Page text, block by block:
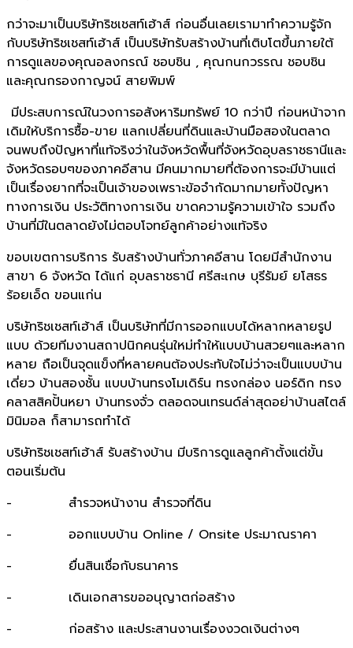
กว่าจะมาเป็นบริษัทริชเชสท์เฮ้าส์ ก่อนอื่นเลยเรามาทำความรู้จัก
กับบริษัทริชเชสท์เฮ้าส์ เป็นบริษัทรับสร้างบ้านที่เติบโตขึ้นภายใต้
การดูแลของคุณอลงกรณ์ ชอบชิน , คุณกนกวรรณ ชอบชิน
และคุณกรองกาญจน์ สายพิมพ์
มีประสบการณ์ในวงการอสังหาริมทรัพย์ 10 กว่าปี ก่อนหน้าจาก
เดิมให้บริการซื้อ-ขาย แลกเปลี่ยนที่ดินและบ้านมือสองในตลาด
จนพบถึงปัญหาที่แท้จริงว่าในจังหวัดพื้นที่จังหวัดอุบลราชธานีและ
จังหวัดรอบๆของภาคอีสาน มีคนมากมายที่ต้องการจะมีบ้านแต่
เป็นเรื่องยากที่จะเป็นเจ้าของเพราะข้อจำกัดมากมายทั้งปัญหา
ทางการเงิน ประวัติทางการเงิน ขาดความรู้ความเข้าใจ รวมถึง
บ้านที่มีในตลาดยังไม่ตอบโจทย์ลูกค้าอย่างแท้จริง
ขอบเขตการบริการ รับสร้างบ้านทั่วภาคอีสาน โดยมีสำนักงาน
สาขา 6 จังหวัด ได้แก่ อุบลราชธานี ศรีสะเกษ บุรีรัมย์ ยโสธร
ร้อยเอ็ด ขอนแก่น
บริษัทริชเชสท์เฮ้าส์ เป็นบริษัทที่มีการออกแบบได้หลากหลายรูป
แบบ ด้วยทีมงานสถาปนิกคนรุ่นใหม่ทำให้แบบบ้านสวยๆและหลาก
หลาย ถือเป็นจุดแข็งที่หลายคนต้องประทับใจไม่ว่าจะเป็นแบบบ้าน
เดี่ยว บ้านสองชั้น แบบบ้านทรงโมเดิร์น ทรงกล่อง นอร์ดิก ทรง
คลาสสิคปั้นหยา บ้านทรงจั่ว ตลอดจนเทรนด์ล่าสุดอย่าบ้านสไตล์
มินิมอล ก็สามารถทำได้
บริษัทริชเชสท์เฮ้าส์ รับสร้างบ้าน มีบริการดูแลลูกค้าตั้งแต่ขั้น
ตอนเริ่มต้น
- สำรวจหน้างาน สำรวจที่ดิน
- ออกแบบบ้าน Online / Onsite ประมาณราคา
- ยื่นสินเชื่อกับธนาคาร
- เดินเอกสารขออนุญาตก่อสร้าง
- ก่อสร้าง และประสานงานเรื่องงวดเงินต่างๆ